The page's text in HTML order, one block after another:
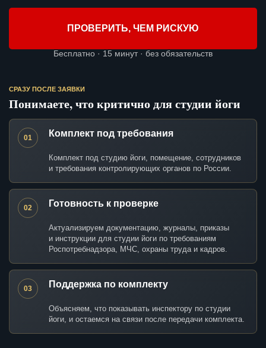
ПРОВЕРИТЬ, ЧЕМ РИСКУЮ
Бесплатно · 15 минут · без обязательств
СРАЗУ ПОСЛЕ ЗАЯВКИ
Понимаете, что критично для студии йоги
01 Комплект под требования
Комплект под студию йоги, помещение, сотрудников
и требования контролирующих органов по России.
02 Готовность к проверке
Актуализируем документацию, журналы, приказы
и инструкции для студии йоги по требованиям
Роспотребнадзора, МЧС, охраны труда и кадров.
03 Поддержка по комплекту
Объясняем, что показывать инспектору по студии
йоги, и остаемся на связи после передачи комплекта.